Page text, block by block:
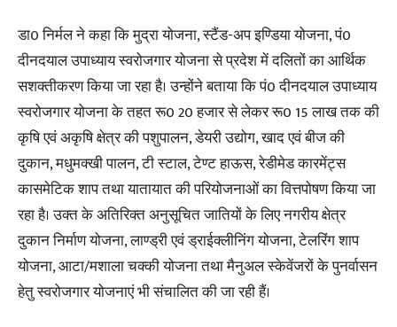
​डा0 निर्मल ने कहा कि मुद्रा योजना, स्टैंड-अप इण्डिया योजना, पं0
दीनदयाल उपाध्याय स्वरोजगार योजना से प्रदेश में दलितों का आर्थिक
सशक्तीकरण किया जा रहा है। उन्होंने बताया कि पं0 दीनदयाल उपाध्याय
स्वरोजगार योजना के तहत रू0 20 हजार से लेकर रू0 15 लाख तक की
कृषि एवं अकृषि क्षेत्र की पशुपालन, डेयरी उद्योग, खाद एवं बीज की
दुकान, मधुमक्खी पालन, टी स्टाल, टेण्ट हाऊस, रेडीमेड कारमेंट्स
कासमेटिक शाप तथा यातायात की परियोजनाओं का वित्तपोषण किया जा
रहा है। उक्त के अतिरिक्त अनुसूचित जातियों के लिए नगरीय क्षेत्र
दुकान निर्माण योजना, लाण्ड्री एवं ड्राईक्लीनिंग योजना, टेलरिंग शाप
योजना, आटा/मशाला चक्की योजना तथा मैनुअल स्केवेंजरों के पुनर्वासन
हेतु स्वरोजगार योजनाएं भी संचालित की जा रही हैं।